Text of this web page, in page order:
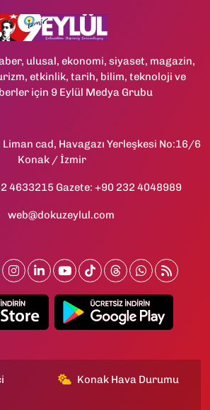
ulusal, ekonomi, siyaset, magazin,
etkinlik, tarih, bilim, teknoloji ve
için 9 Eylül Medya Grubu
Liman cad, Havagazı Yerleşkesi No:16/6
Konak / İzmir
4633215 Gazete: +90 232 4048989
web@dokuzeylul.com
Konak Hava Durumu